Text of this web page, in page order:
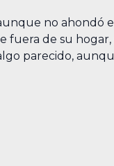
no ahondó
fuera de su hogar,
parecido,